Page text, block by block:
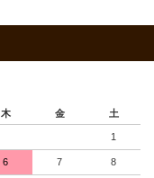
木 金 土
1
6 7 8